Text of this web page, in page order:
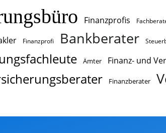
Finanzprofis
Finanzprofi Bankberater
Ämter Finanz- und
Finanzberater